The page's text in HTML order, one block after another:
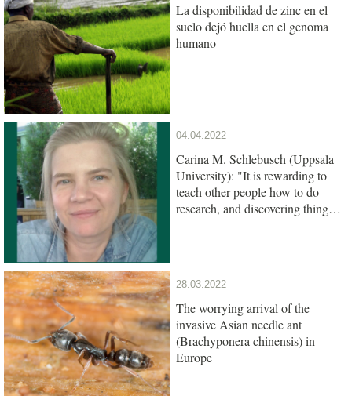
La disponibilidad de zinc en el
suelo dejó huella en el genoma
humano
04.04.2022
Carina M. Schlebusch (Uppsala
University): "It is rewarding to
teach other people how to do
research, and discovering things
28.03.2022
The worrying arrival of the
invasive Asian needle ant
(Brachyponera chinensis) in
Europe